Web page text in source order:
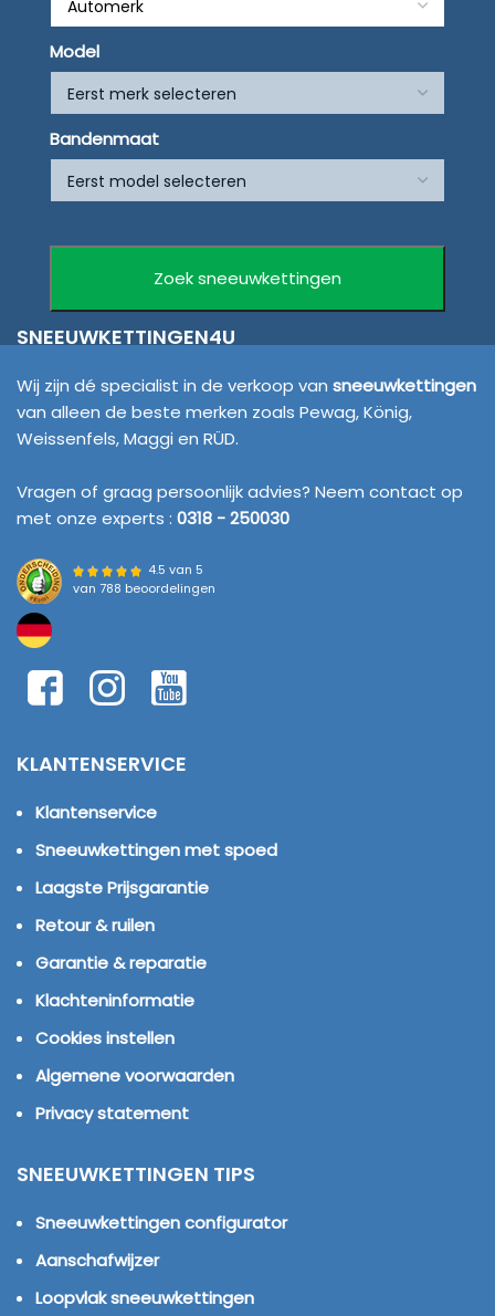
Model
Bandenmaat
SNEEUWKETTINGEN4U
Wij zijn dé specialist in de verkoop van sneeuwkettingen
van alleen de beste merken zoals Pewag, König,
Weissenfels, Maggi en RÜD.
Vragen of graag persoonlijk advies? Neem contact op
met onze experts : 0318 - 250030
4.5 van 5
van 788 beoordelingen
KLANTENSERVICE
Klantenservice
Sneeuwkettingen met spoed
Laagste Prijsgarantie
Retour & ruilen
Garantie & reparatie
Klachteninformatie
Cookies instellen
Algemene voorwaarden
Privacy statement
SNEEUWKETTINGEN TIPS
Sneeuwkettingen configurator
Aanschafwijzer
Loopvlak sneeuwkettingen